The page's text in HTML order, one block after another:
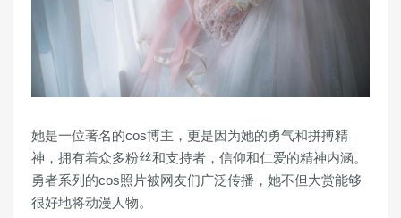
她是一位著名的cos博主，更是因为她的勇气和拼搏精
神，拥有着众多粉丝和支持者，信仰和仁爱的精神内涵。
勇者系列的cos照片被网友们广泛传播，她不但大赏能够
很好地将动漫人物。